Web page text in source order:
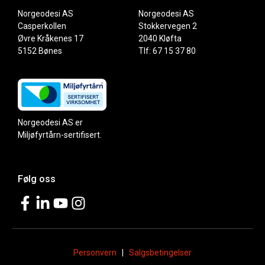
Norgeodesi AS
Casperkollen
Øvre Kråkenes 17
5152 Bønes
Norgeodesi AS
Stokkervegen 2
2040 Kløfta
Tlf: 67 15 37 80
Norgeodesi AS er
Miljøfyrtårn-sertifisert.
Følg oss
Personvern Salgsbetingelser